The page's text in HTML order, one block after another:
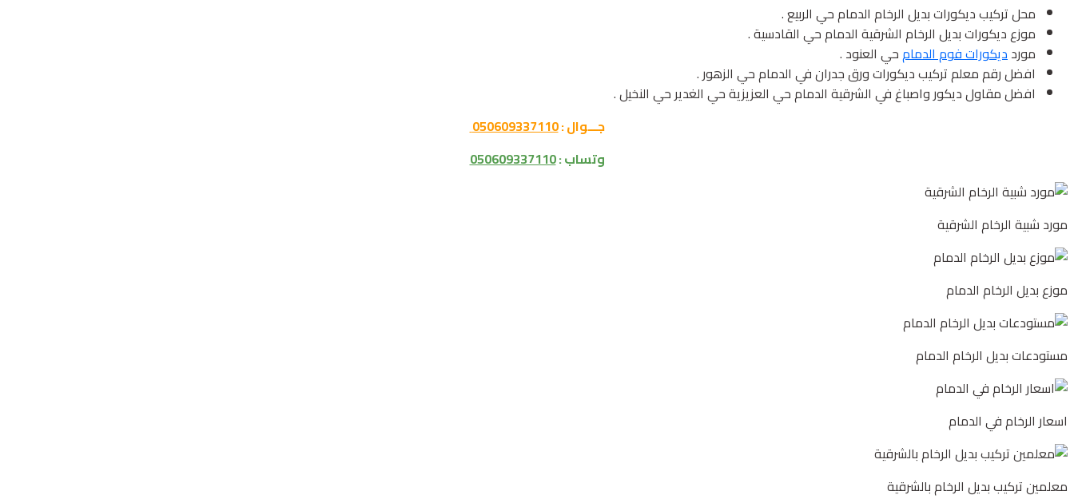
محل تركيب ديكورات بديل الرخام الدمام حي الربيع .
موزع ديكورات بديل الرخام الشرقية الدمام حي القادسية .
موردديكورات فوم الدمامحي العنود .
افضل رقم معلم تركيب ديكورات ورق جدران في الدمام حي الزهور .
افضل مقاول ديكور واصباغ في الشرقية الدمام حي العزيزية حي الغدير حي النخيل .
جـــوال :050609337110
وتساب :050609337110
مورد شبية الرخام الشرقية
موزع بديل الرخام الدمام
مستودعات بديل الرخام الدمام
اسعار الرخام في الدمام
معلمين تركيب بديل الرخام بالشرقية